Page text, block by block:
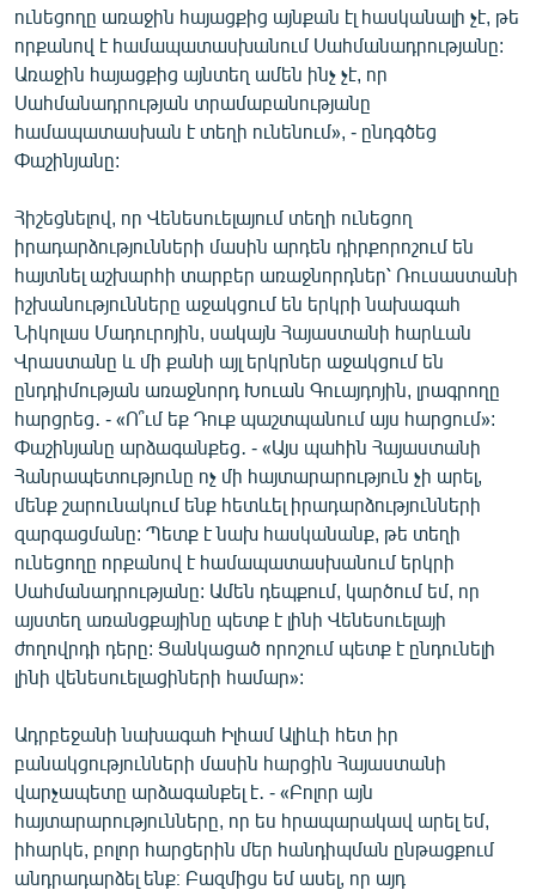
«Ազատության» բոլոր կայքերը
ունեցողը առաջին հայացքից այնքան էլ հասկանալի չէ, թե
որքանով է համապատասխանում Սահմանադրությանը:
Առաջին հայացքից այնտեղ ամեն ինչ չէ, որ
Սահմանադրության տրամաբանությանը
համապատասխան է տեղի ունենում», - ընդգծեց
Փաշինյանը:
Հիշեցնելով, որ Վենեսուելայում տեղի ունեցող
իրադարձությունների մասին արդեն դիրքորոշում են
հայտնել աշխարհի տարբեր առաջնորդներ՝ Ռուսաստանի
իշխանությունները աջակցում են երկրի նախագահ
Նիկոլաս Մադուրոյին, սակայն Հայաստանի հարևան
Վրաստանը և մի քանի այլ երկրներ աջակցում են
ընդդիմության առաջնորդ Խուան Գուայդոյին, լրագրողը
հարցրեց․ - «Ո՞ւմ եք Դուք պաշտպանում այս հարցում»:
Փաշինյանը արձագանքեց․ - «Այս պահին Հայաստանի
Հանրապետությունը ոչ մի հայտարարություն չի արել,
մենք շարունակում ենք հետևել իրադարձությունների
զարգացմանը: Պետք է նախ հասկանանք, թե տեղի
ունեցողը որքանով է համապատասխանում երկրի
Սահմանադրությանը: Ամեն դեպքում, կարծում եմ, որ
այստեղ առանցքայինը պետք է լինի Վենեսուելայի
ժողովրդի դերը: Ցանկացած որոշում պետք է ընդունելի
լինի վենեսուելացիների համար»:
Ադրբեջանի նախագահ Իլհամ Ալիևի հետ իր
բանակցությունների մասին հարցին Հայաստանի
վարչապետը արձագանքել է․ - «Բոլոր այն
հայտարարությունները, որ ես հրապարակավ արել եմ,
իհարկե, բոլոր հարցերին մեր հանդիպման ընթացքում
անդրադարձել ենք։ Բազմիցս եմ ասել, որ այդ